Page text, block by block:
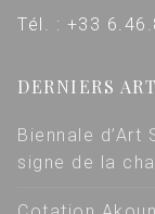
Tél. : +33
DERNIERS
Biennale
signe de la